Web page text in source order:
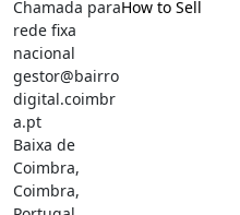
Chamada para
rede fixa
nacional
gestor@bairro
digital.coimbr
a.pt
Baixa de
Coimbra,
Coimbra,
How to Sell